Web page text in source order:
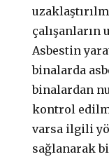
çalışanların
Asbestin
binalarda
binalardan
kontrol
varsa ilgili
sağlanarak